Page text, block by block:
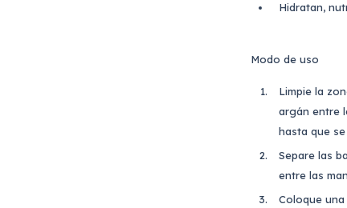
Hidratan,
Modo de uso
Limpie la
argán entre
hasta que
Separe las
entre las
Coloque